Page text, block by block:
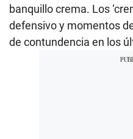
banquillo crema. Los
defensivo y momentos
de contundencia en los